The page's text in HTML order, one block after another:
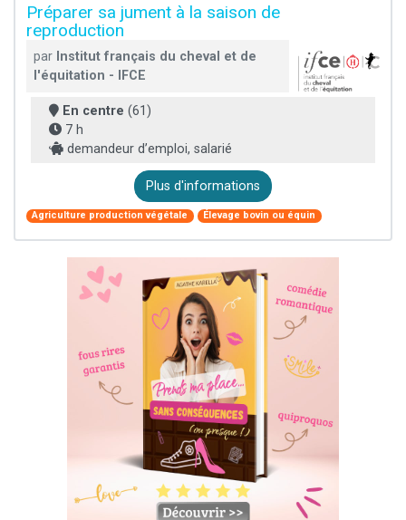
Préparer sa jument à la saison de
reproduction
par Institut français du cheval et de
l'équitation - IFCE
En centre (61)
7 h
demandeur d’emploi, salarié
Plus d'informations
Agriculture production végétale Élevage bovin ou équin